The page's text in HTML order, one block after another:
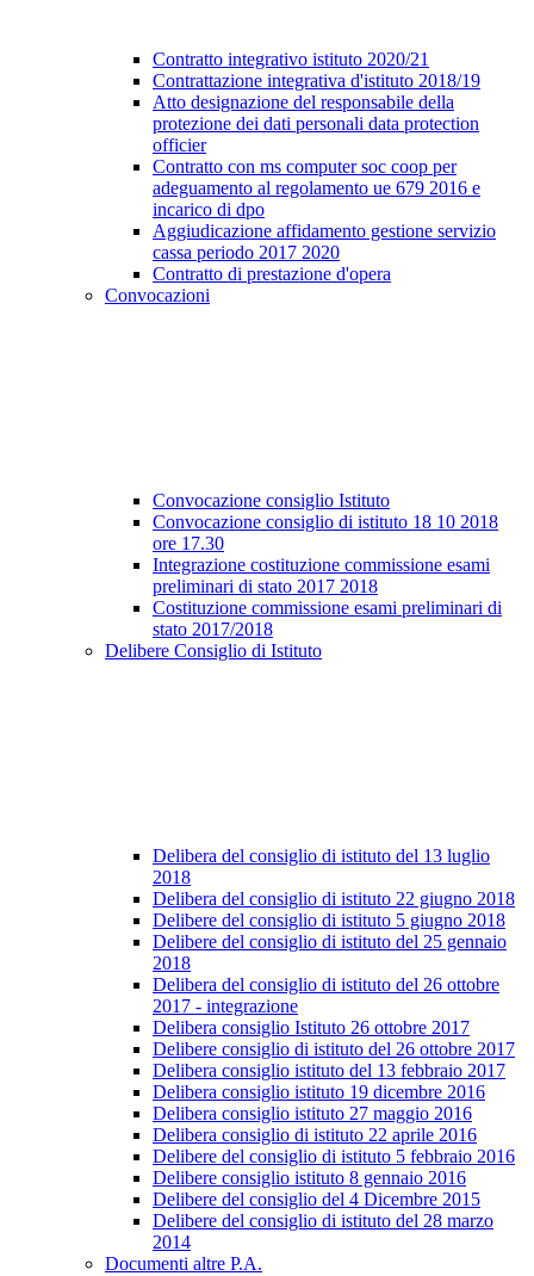
Contratto integrativo istituto 2020/21
Contrattazione integrativa d'istituto 2018/19
Atto designazione del responsabile della
protezione dei dati personali data protection
officier
Contratto con ms computer soc coop per
adeguamento al regolamento ue 679 2016 e
incarico di dpo
Aggiudicazione affidamento gestione servizio
cassa periodo 2017 2020
Contratto di prestazione d'opera
Convocazioni
Convocazione consiglio Istituto
Convocazione consiglio di istituto 18 10 2018
ore 17.30
Integrazione costituzione commissione esami
preliminari di stato 2017 2018
Costituzione commissione esami preliminari di
stato 2017/2018
Delibere Consiglio di Istituto
Delibera del consiglio di istituto del 13 luglio
2018
Delibera del consiglio di istituto 22 giugno 2018
Delibere del consiglio di istituto 5 giugno 2018
Delibere del consiglio di istituto del 25 gennaio
2018
Delibera del consiglio di istituto del 26 ottobre
2017 - integrazione
Delibera consiglio Istituto 26 ottobre 2017
Delibere consiglio di istituto del 26 ottobre 2017
Delibera consiglio istituto del 13 febbraio 2017
Delibera consiglio istituto 19 dicembre 2016
Delibera consiglio istituto 27 maggio 2016
Delibera consiglio di istituto 22 aprile 2016
Delibere del consiglio di istituto 5 febbraio 2016
Delibere consiglio istituto 8 gennaio 2016
Delibere del consiglio del 4 Dicembre 2015
Delibere del consiglio di istituto del 28 marzo
2014
Documenti altre P.A.